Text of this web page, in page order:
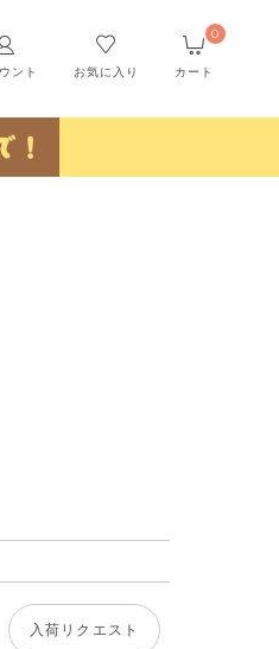
ント お気に入り カート
0
入荷リクエスト